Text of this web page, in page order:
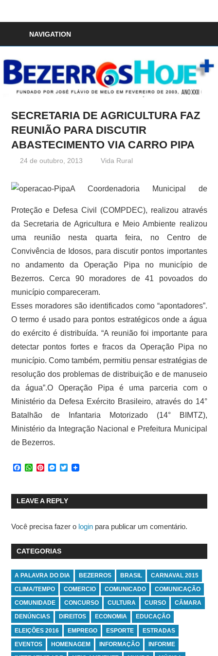
Bezerros
Hoje
NAVIGATION
SECRETARIA DE AGRICULTURA FAZ
REUNIÃO PARA DISCUTIR
ABASTECIMENTO VIA CARRO PIPA
24 de outubro, 2013 Redator
Vida Rural
A Coordenadoria Municipal de
Proteção e Defesa Civil (COMPDEC), realizou através
da Secretaria de Agricultura e Meio Ambiente realizou
uma reunião nesta quarta feira, no Centro de
Convivência de Idosos, para discutir pontos importantes
no andamento da Operação Pipa no município de
Bezerros. Cerca 90 moradores de 41 povoados do
município compareceram.
Esses moradores são identificados como “apontadores”.
O termo é usado para pontos estratégicos onde a água
do exército é distribuída. “A reunião foi importante para
detectar pontos fortes e fracos da Operação Pipa no
município. Como também, permitiu pensar estratégias de
resolução dos problemas de distribuição e de manuseio
da água”.O Operação Pipa é uma parceria com o
Ministério da Defesa Exército Brasileiro, através do 14°
Batalhão de Infantaria Motorizado (14° BIMTZ),
Ministério da Integração Nacional e Prefeitura Municipal
de Bezerros.
Facebook
WhatsApp
Pinterest
Messenger
Twitter
LEAVE A REPLY
Você precisa fazer o loginpara publicar um comentário.
CATEGORIAS
A PALAVRA DO DIA BEZERROS BRASIL CARNAVAL 2015
CLIMA/TEMPO COMERCIO COMUNICADO COMUNICAÇÃO
COMUNIDADE CONCURSO CULTURA CURSO CÂMARA
DENÚNCIAS DIREITOS ECONOMIA EDUCAÇÃO
ELEIÇÕES 2016 EMPREGO ESPORTE ESTRADAS
EVENTOS HOMENAGEM INFORMAÇÃO INFORME